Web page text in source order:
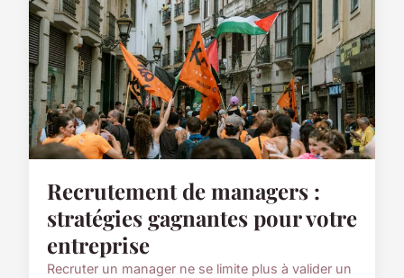
Recrutement de managers :
stratégies gagnantes pour votre
entreprise
Recruter un manager ne se limite plus à valider un